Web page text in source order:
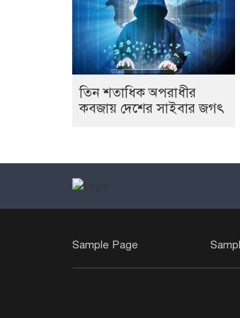
তিন শতাধিক অপরাধীর
কবজায় দেশের সাইবার জগৎ
Sample Page